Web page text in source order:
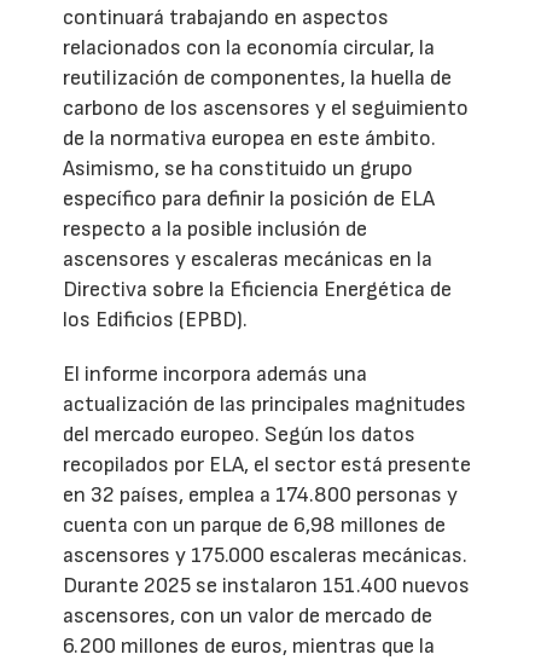
continuará trabajando en aspectos
relacionados con la economía circular, la
reutilización de componentes, la huella de
carbono de los ascensores y el seguimiento
de la normativa europea en este ámbito.
Asimismo, se ha constituido un grupo
específico para definir la posición de ELA
respecto a la posible inclusión de
ascensores y escaleras mecánicas en la
Directiva sobre la Eficiencia Energética de
los Edificios (EPBD).
El informe incorpora además una
actualización de las principales magnitudes
del mercado europeo. Según los datos
recopilados por ELA, el sector está presente
en 32 países, emplea a 174.800 personas y
cuenta con un parque de 6,98 millones de
ascensores y 175.000 escaleras mecánicas.
Durante 2025 se instalaron 151.400 nuevos
ascensores, con un valor de mercado de
6.200 millones de euros, mientras que la